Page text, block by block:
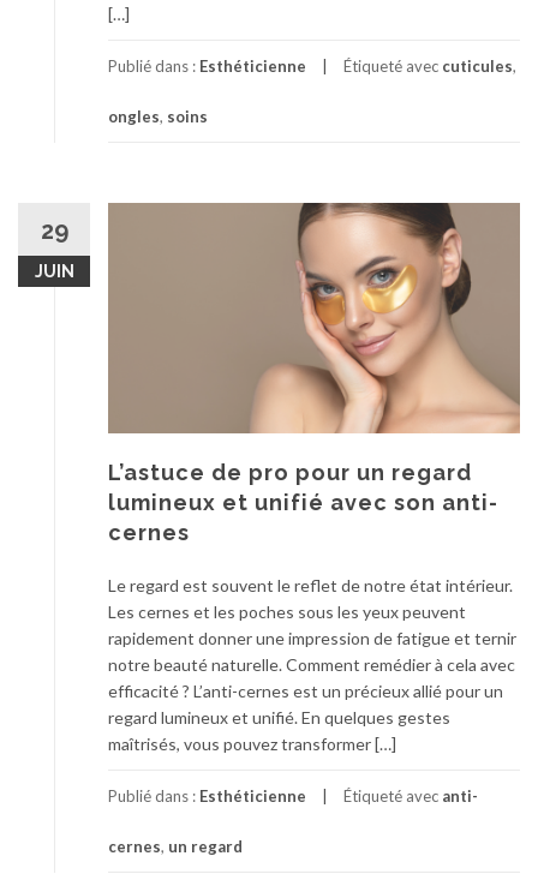
[…]
Publié dans : Esthéticienne Étiqueté avec cuticules,
ongles, soins
29
JUIN
L’astuce de pro pour un regard
lumineux et unifié avec son anti-
cernes
Le regard est souvent le reflet de notre état intérieur.
Les cernes et les poches sous les yeux peuvent
rapidement donner une impression de fatigue et ternir
notre beauté naturelle. Comment remédier à cela avec
efficacité ? L’anti-cernes est un précieux allié pour un
regard lumineux et unifié. En quelques gestes
maîtrisés, vous pouvez transformer […]
Publié dans : Esthéticienne Étiqueté avec anti-
cernes, un regard